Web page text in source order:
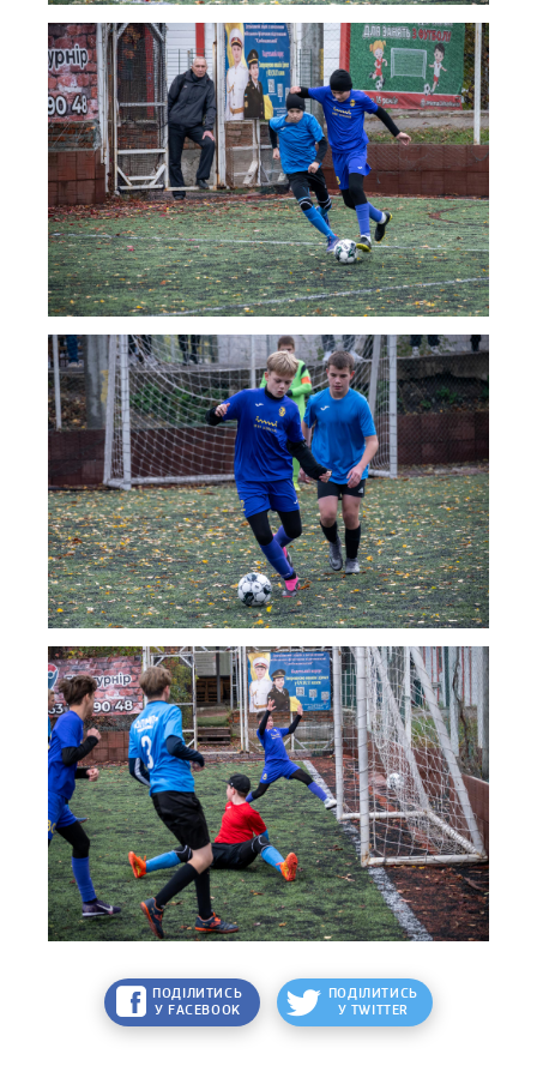
ПОДІЛИТИСЬ
У FACEBOOK
ПОДІЛИТИСЬ
У TWITTER